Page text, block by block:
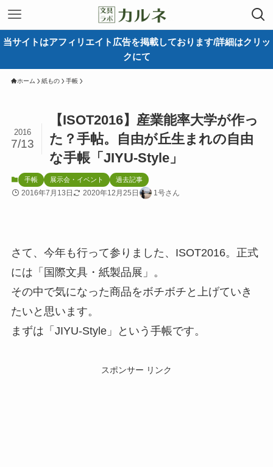
当サイトはアフィリエイト広告を掲載しております/詳細はクリッ
クにて
ホーム 紙もの 手帳
【ISOT2016】産業能率大学が作っ
た？手帖。自由が丘生まれの自由
な手帳「JIYU-Style」
2016
7/13
手帳 展示会・イベント 過去記事
2016年7月13日 2020年12月25日 1号さん
さて、今年も行って参りました、ISOT2016。正式
には「国際文具・紙製品展」。
その中で気になった商品をボチボチと上げていき
たいと思います。
まずは「JIYU-Style」という手帳です。
スポンサー リンク